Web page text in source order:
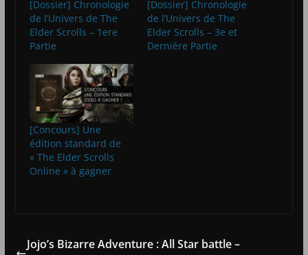
[Dossier] Chronologie
de l’Univers de The
Elder Scrolls – 1ere
Partie
[Dossier] Chronologie
de l’Univers de The
Elder Scrolls – 3e et
Dernière Partie
[Concours] Une
édition standard de
« The Elder Scrolls
Online » à gagner
Jojo’s Bizarre Adventure : All Star battle –